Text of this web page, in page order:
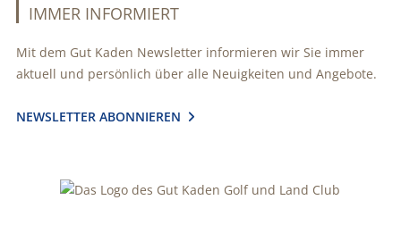
IMMER INFORMIERT
Mit dem Gut Kaden Newsletter informieren wir Sie immer
aktuell und persönlich über alle Neuigkeiten und Angebote.
NEWSLETTER ABONNIEREN 